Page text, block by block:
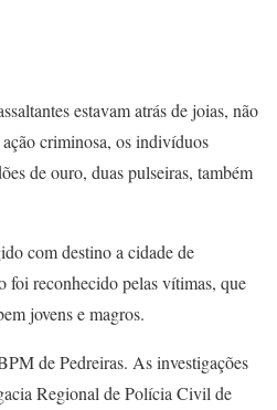
estavam atrás de joias, não
criminosa, os indivíduos
de ouro, duas pulseiras, também
com destino a cidade de
foi reconhecido pelas vítimas, que
jovens e magros.
de Pedreiras. As investigações
Regional de Polícia Civil de